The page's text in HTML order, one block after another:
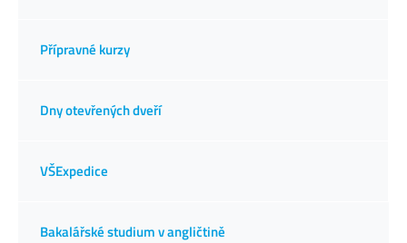
Přípravné kurzy
Dny otevřených dveří
VŠExpedice
Bakalářské studium v angličtině